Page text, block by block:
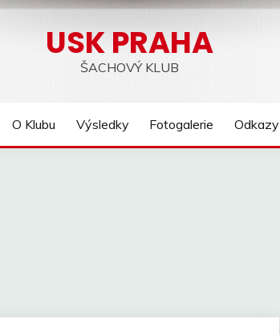
USK PRAHA
ŠACHOVÝ KLUB
O Klubu Výsledky Fotogalerie Odkazy